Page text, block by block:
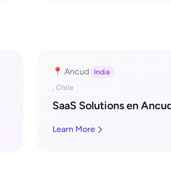
📍 Ancud
India
, Chile
SaaS Solutions en
Learn More